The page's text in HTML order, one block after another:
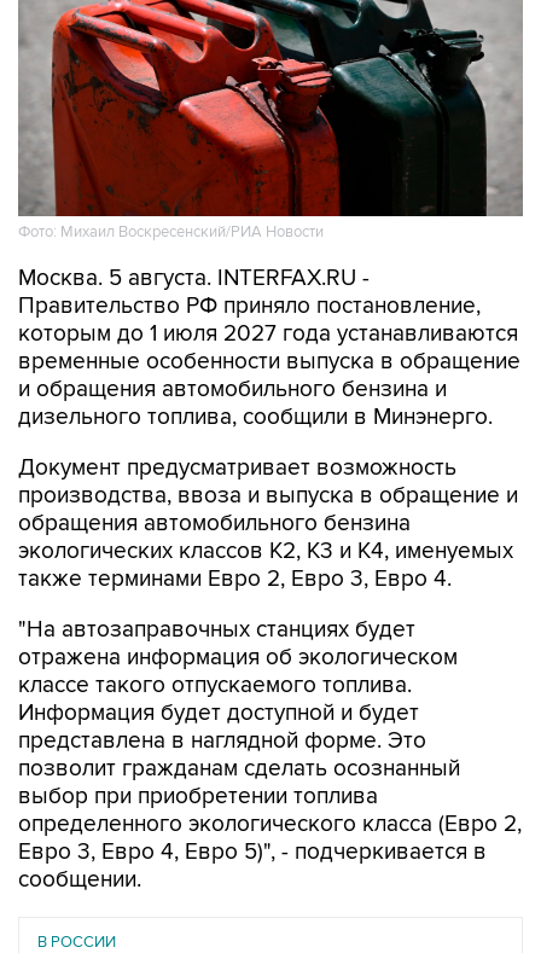
Фото: Михаил Воскресенский/РИА Новости
Москва. 5 августа. INTERFAX.RU -
Правительство РФ приняло постановление,
которым до 1 июля 2027 года устанавливаются
временные особенности выпуска в обращение
и обращения автомобильного бензина и
дизельного топлива, сообщили в Минэнерго.
Документ предусматривает возможность
производства, ввоза и выпуска в обращение и
обращения автомобильного бензина
экологических классов К2, К3 и К4, именуемых
также терминами Евро 2, Евро 3, Евро 4.
"На автозаправочных станциях будет
отражена информация об экологическом
классе такого отпускаемого топлива.
Информация будет доступной и будет
представлена в наглядной форме. Это
позволит гражданам сделать осознанный
выбор при приобретении топлива
определенного экологического класса (Евро 2,
Евро 3, Евро 4, Евро 5)", - подчеркивается в
сообщении.
В РОССИИ